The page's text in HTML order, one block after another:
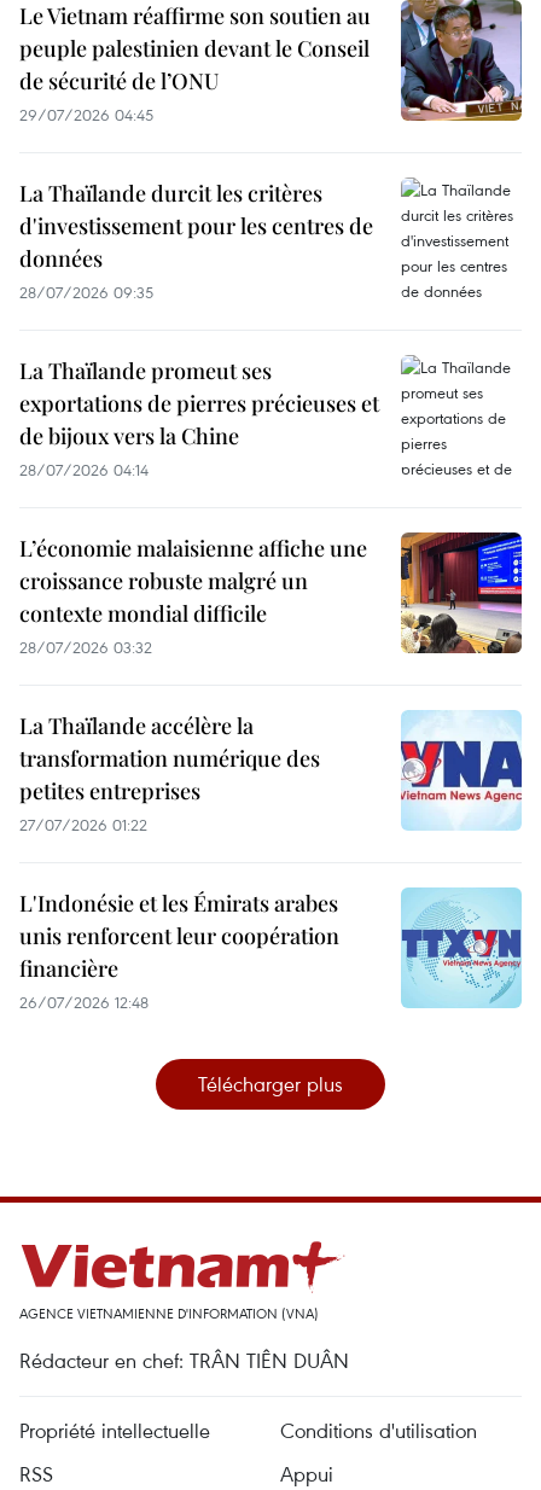
Le Vietnam réaffirme son soutien au
peuple palestinien devant le Conseil
de sécurité de l’ONU
29/07/2026 04:45
La Thaïlande durcit les critères
d'investissement pour les centres de
données
28/07/2026 09:35
La Thaïlande promeut ses
exportations de pierres précieuses et
de bijoux vers la Chine
28/07/2026 04:14
L’économie malaisienne affiche une
croissance robuste malgré un
contexte mondial difficile
28/07/2026 03:32
La Thaïlande accélère la
transformation numérique des
petites entreprises
27/07/2026 01:22
L'Indonésie et les Émirats arabes
unis renforcent leur coopération
financière
26/07/2026 12:48
Télécharger plus
AGENCE VIETNAMIENNE D'INFORMATION (VNA)
Rédacteur en chef: TRÂN TIÊN DUÂN
Propriété intellectuelle
Conditions d'utilisation
RSS
Appui